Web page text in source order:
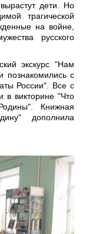
дети. Но
трагической
на войне,
русского
экскурс "Нам
познакомились с
России". Все с
в викторине "Что
Книжная
дополнила